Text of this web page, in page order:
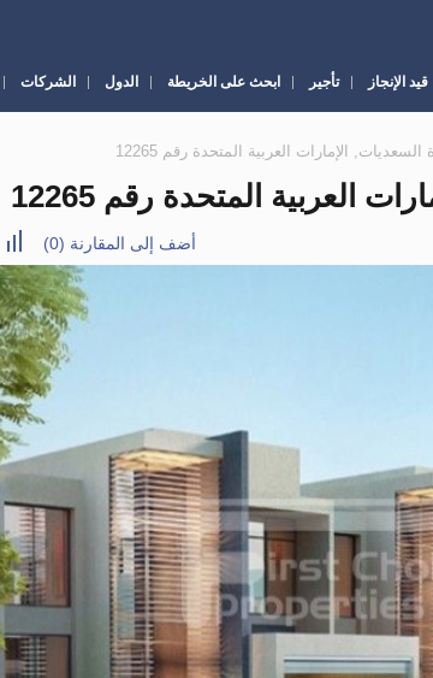
قيد الإنجاز تأجير ابحث على الخريطة الدول الشركات
أضف إلى المقارنة (
0
)